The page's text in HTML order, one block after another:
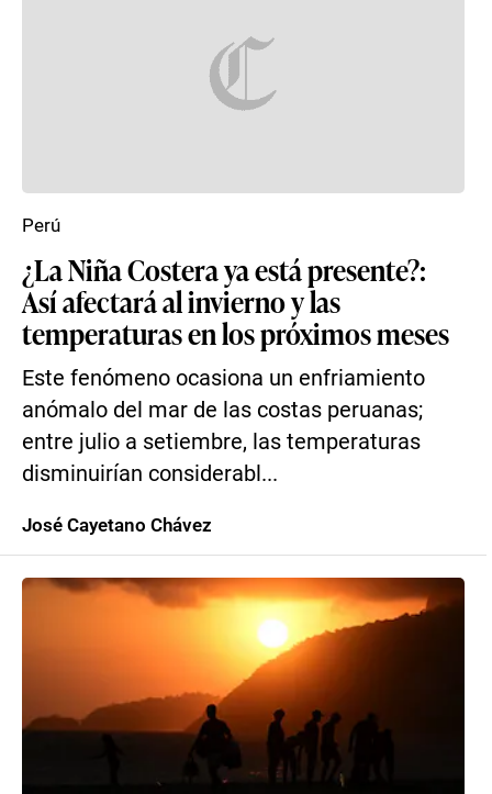
¿La Niña Costera ya está presente?:
Así afectará al invierno y las
temperaturas en los próximos meses
Este fenómeno ocasiona un enfriamiento
anómalo del mar de las costas peruanas;
entre julio a setiembre, las temperaturas
disminuirían considerabl...
Perú
José Cayetano Chávez